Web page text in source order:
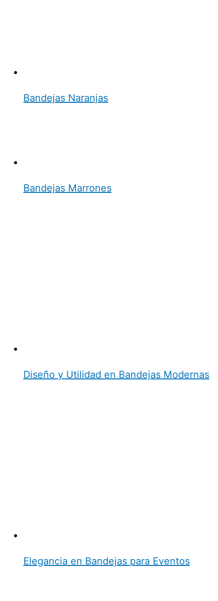
Bandejas Naranjas
Bandejas Marrones
Diseño y Utilidad en Bandejas Modernas
Elegancia en Bandejas para Eventos